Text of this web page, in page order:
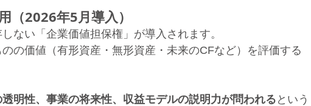
2026年5月導入）
ない「企業価値担保権」が導入されます。
の価値（有形資産・無形資産・未来のCFなど）を評価する
透明性、事業の将来性、収益モデルの説明力が問われるという